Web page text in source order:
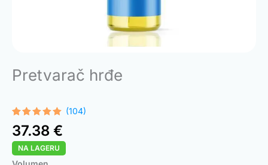
Pretvarač hrđe
Rated 4.99
out of 5
based on
104
customer
ratings
(104)
37.38 €
NA LAGERU
Rust